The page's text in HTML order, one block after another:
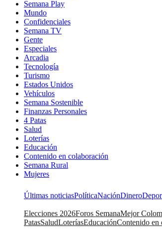
Semana Play
Mundo
Confidenciales
Semana TV
Gente
Especiales
Arcadia
Tecnología
Turismo
Estados Unidos
Vehículos
Semana Sostenible
Finanzas Personales
4 Patas
Salud
Loterías
Educación
Contenido en colaboración
Semana Rural
Mujeres
Últimas noticiasPolíticaNaciónDinero
Elecciones 2026Foros SemanaMejor
PatasSaludLoteríasEducaciónContenido en